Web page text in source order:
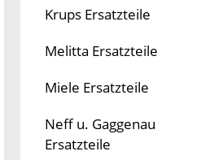
Krups Ersatzteile
Melitta Ersatzteile
Miele Ersatzteile
Neff u. Gaggenau
Ersatzteile